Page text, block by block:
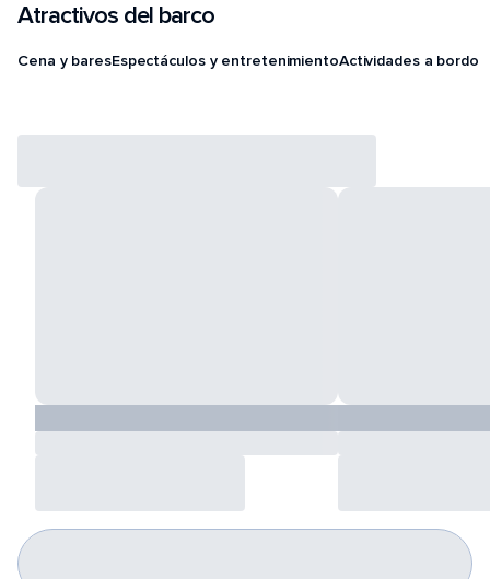
Atractivos del barco
Cena y baresEspectáculos y entretenimientoActividades a bordo